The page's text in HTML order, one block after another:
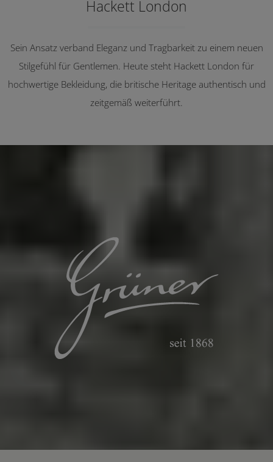
Hackett London
Sein Ansatz verband Eleganz und Tragbarkeit zu einem neuen
Stilgefühl für Gentlemen. Heute steht Hackett London für
hochwertige Bekleidung, die britische Heritage authentisch und
zeitgemäß weiterführt.